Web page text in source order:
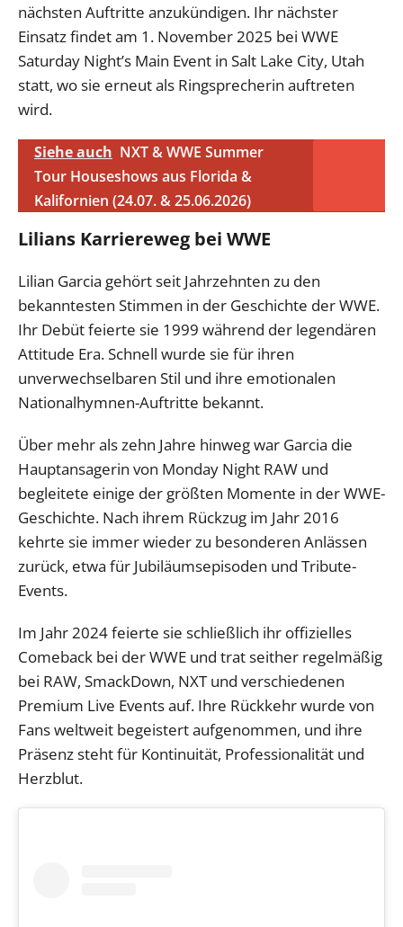
nächsten Auftritte anzukündigen. Ihr nächster
Einsatz findet am 1. November 2025 bei WWE
Saturday Night’s Main Event in Salt Lake City, Utah
statt, wo sie erneut als Ringsprecherin auftreten
wird.
Siehe auch NXT & WWE Summer
Tour Houseshows aus Florida &
Kalifornien (24.07. & 25.06.2026)
Lilians Karriereweg bei WWE
Lilian Garcia gehört seit Jahrzehnten zu den
bekanntesten Stimmen in der Geschichte der WWE.
Ihr Debüt feierte sie 1999 während der legendären
Attitude Era. Schnell wurde sie für ihren
unverwechselbaren Stil und ihre emotionalen
Nationalhymnen-Auftritte bekannt.
Über mehr als zehn Jahre hinweg war Garcia die
Hauptansagerin von Monday Night RAW und
begleitete einige der größten Momente in der WWE-
Geschichte. Nach ihrem Rückzug im Jahr 2016
kehrte sie immer wieder zu besonderen Anlässen
zurück, etwa für Jubiläumsepisoden und Tribute-
Events.
Im Jahr 2024 feierte sie schließlich ihr offizielles
Comeback bei der WWE und trat seither regelmäßig
bei RAW, SmackDown, NXT und verschiedenen
Premium Live Events auf. Ihre Rückkehr wurde von
Fans weltweit begeistert aufgenommen, und ihre
Präsenz steht für Kontinuität, Professionalität und
Herzblut.